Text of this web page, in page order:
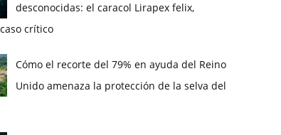
desconocidas: el caracol Lirapex felix,
crítico
Cómo el recorte del 79% en ayuda del Reino
Unido amenaza la protección de la selva del